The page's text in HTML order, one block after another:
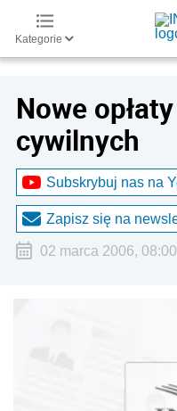
Kategorie
Nowe
cywilnych
Subskrybuj nas na
Zapisz się na
02 marca 2006, 08:00